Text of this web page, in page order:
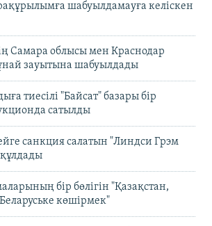
шабуылдамауға келіскен
Самара облысы мен Краснодар
зауытына шабуылдады
тиесілі "Байсат" базары бір
сатылды
санкция салатын "Линдси Грэм
бір бөлігін "Қазақстан,
көшірмек"